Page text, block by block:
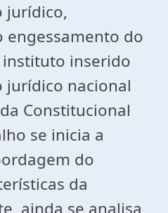
jurídico,
engessamento do
instituto inserido
jurídico nacional
Constitucional
se inicia a
do
da
ainda se analisa